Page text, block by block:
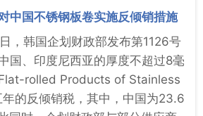
中国不锈钢板卷实施反倾销措施
，韩国企划财政部发布第1126号
国、印度尼西亚的厚度不超过8毫
rolled Products of Stainless
的反倾销税，其中，中国为23.6